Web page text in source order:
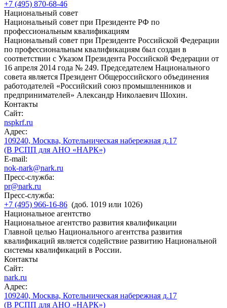
+7 (495) 870-68-46
Национальный совет
Национальный совет при Президенте РФ по
профессиональным квалификациям
Национальный совет при Президенте Российской Федерации
по профессиональным квалификациям был создан в
соответствии с Указом Президента Российской Федерации от
16 апреля 2014 года № 249. Председателем Национального
совета является Президент Общероссийского объединения
работодателей «Российский союз промышленников и
предпринимателей» Александр Николаевич Шохин.
Контакты
Сайт:
nspkrf.ru
Адрес:
109240, Москва, Котельническая набережная д.17
(В РСПП для АНО «НАРК»)
E-mail:
nok-nark@nark.ru
Пресс-служба:
pr@nark.ru
Пресс-служба:
+7 (495) 966-16-86 (доб. 1019 или 1026)
Национальное агентство
Национальное агентство развития квалификации
Главной целью Национального агентства развития
квалификаций является содействие развитию Национальной
системы квалификаций в России.
Контакты
Сайт:
nark.ru
Адрес:
109240, Москва, Котельническая набережная д.17
(В РСПП для АНО «НАРК»)